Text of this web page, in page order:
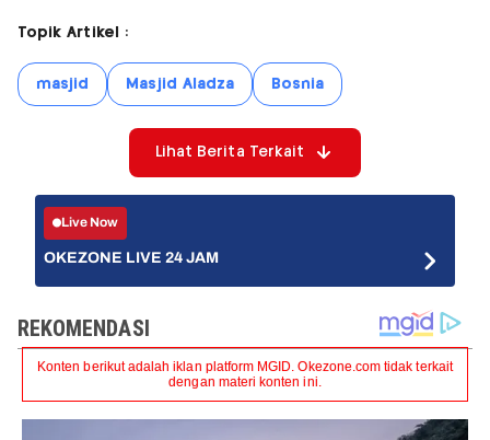
Topik Artikel :
masjid Masjid Aladza Bosnia
Lihat Berita Terkait
Live Now
OKEZONE LIVE 24 JAM